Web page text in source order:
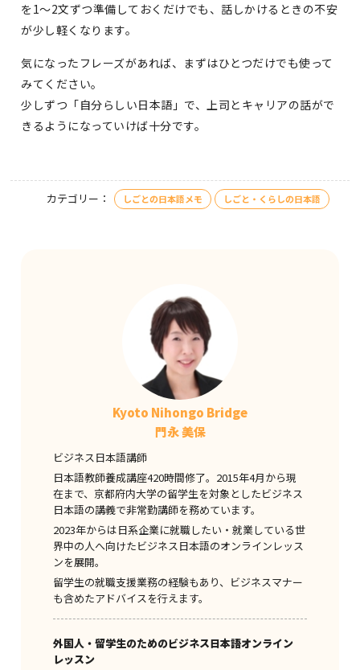
を1〜2文ずつ準備しておくだけでも、話しかけるときの不安
が少し軽くなります。
気になったフレーズがあれば、まずはひとつだけでも使って
みてください。
少しずつ「自分らしい日本語」で、上司とキャリアの話がで
きるようになっていけば十分です。
カテゴリー： しごとの日本語メモ しごと・くらしの日本語
Kyoto Nihongo Bridge
門永 美保
ビジネス日本語講師
日本語教師養成講座420時間修了。2015年4月から現
在まで、京都府内大学の留学生を対象としたビジネス
日本語の講義で非常勤講師を務めています。
2023年からは日系企業に就職したい・就業している世
界中の人へ向けたビジネス日本語のオンラインレッス
ンを展開。
留学生の就職支援業務の経験もあり、ビジネスマナー
も含めたアドバイスを行えます。
外国人・留学生のためのビジネス日本語オンライン
レッスン